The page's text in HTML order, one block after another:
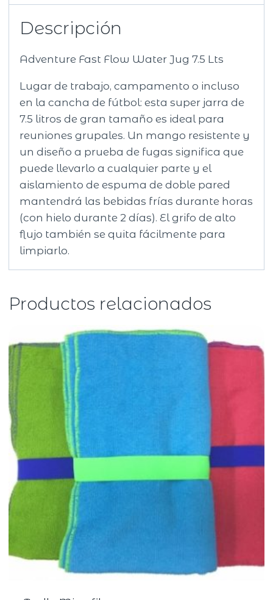
Descripción
Adventure Fast Flow Water Jug 7.5 Lts
Lugar de trabajo, campamento o incluso
en la cancha de fútbol: esta super jarra de
7.5 litros de gran tamaño es ideal para
reuniones grupales. Un mango resistente y
un diseño a prueba de fugas significa que
puede llevarlo a cualquier parte y el
aislamiento de espuma de doble pared
mantendrá las bebidas frías durante horas
(con hielo durante 2 días). El grifo de alto
flujo también se quita fácilmente para
limpiarlo.
Productos relacionados